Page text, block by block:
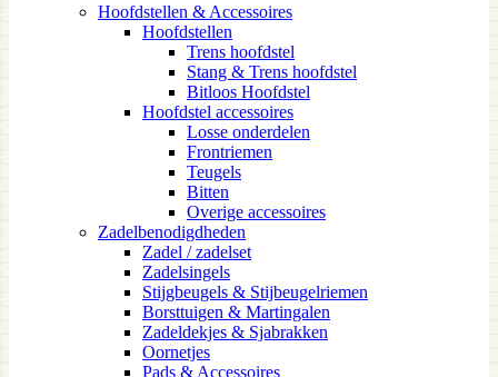
Hoofdstellen & Accessoires
Hoofdstellen
Trens hoofdstel
Stang & Trens hoofdstel
Bitloos Hoofdstel
Hoofdstel accessoires
Losse onderdelen
Frontriemen
Teugels
Bitten
Overige accessoires
Zadelbenodigdheden
Zadel / zadelset
Zadelsingels
Stijgbeugels & Stijbeugelriemen
Borsttuigen & Martingalen
Zadeldekjes & Sjabrakken
Oornetjes
Pads & Accessoires